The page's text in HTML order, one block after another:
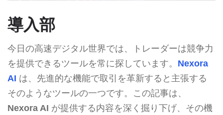
導入部
今日の高速デジタル世界では、トレーダーは競争力
を提供できるツールを常に探しています。 Nexora
AI は、先進的な機能で取引を革新すると主張する
そのようなツールの一つです。この記事は、
Nexora AI が提供する内容を深く掘り下げ、その機